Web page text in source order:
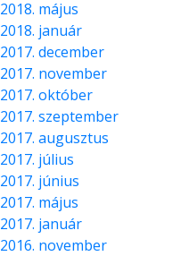
2018. május
2018. január
2017. december
2017. november
2017. október
2017. szeptember
2017. augusztus
2017. július
2017. június
2017. május
2017. január
2016. november